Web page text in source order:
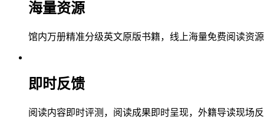
海量资源
馆内万册精准分级英文原版书籍，线上海量免费阅读资源
即时反馈
阅读内容即时评测，阅读成果即时呈现，外籍导读现场